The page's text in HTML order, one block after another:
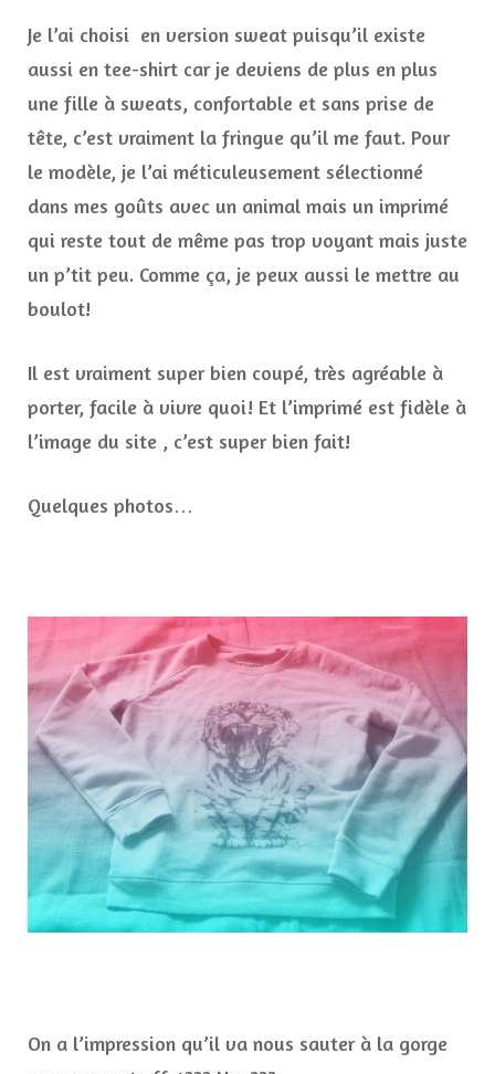
Je l’ai choisi en version sweat puisqu’il existe
aussi en tee-shirt car je deviens de plus en plus
une fille à sweats, confortable et sans prise de
tête, c’est vraiment la fringue qu’il me faut. Pour
le modèle, je l’ai méticuleusement sélectionné
dans mes goûts avec un animal mais un imprimé
qui reste tout de même pas trop voyant mais juste
un p’tit peu. Comme ça, je peux aussi le mettre au
boulot!
Il est vraiment super bien coupé, très agréable à
porter, facile à vivre quoi! Et l’imprimé est fidèle à
l’image du site , c’est super bien fait!
Quelques photos…
On a l’impression qu’il va nous sauter à la gorge